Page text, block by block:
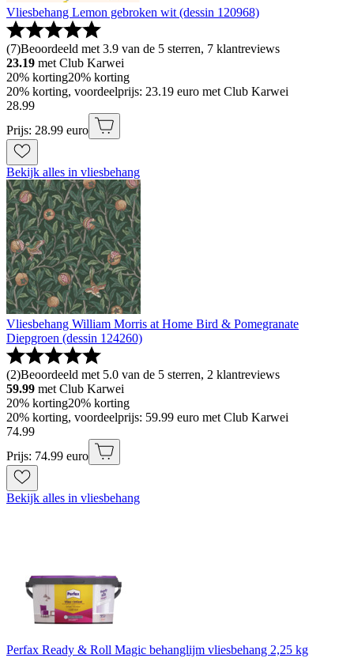
Vliesbehang Lemon gebroken wit (dessin 120968)
(7)Beoordeeld met 3.9 van de 5 sterren, 7 klantreviews
23.19 met Club Karwei
20% korting20% korting
20% korting, voordeelprijs: 23.19 euro met Club Karwei
28.99
Prijs: 28.99 euro
Bekijk alles in vliesbehang
Vliesbehang William Morris at Home Bird & Pomegranate
Diepgroen (dessin 124260)
(2)Beoordeeld met 5.0 van de 5 sterren, 2 klantreviews
59.99 met Club Karwei
20% korting20% korting
20% korting, voordeelprijs: 59.99 euro met Club Karwei
74.99
Prijs: 74.99 euro
Bekijk alles in vliesbehang
Perfax Ready & Roll Magic behanglijm vliesbehang 2,25 kg